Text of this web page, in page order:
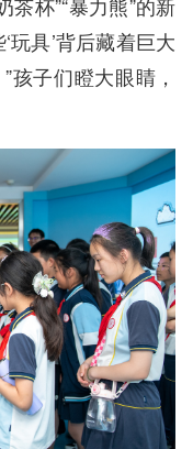
玩具’背后藏着巨大
子们瞪大眼睛，